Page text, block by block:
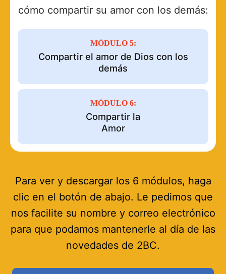
cómo compartir su amor con los demás:
MÓDULO 5:
Compartir el amor de Dios con los
demás
MÓDULO 6:
Compartir la
Amor
Para ver y descargar los 6 módulos, haga
clic en el botón de abajo. Le pedimos que
nos facilite su nombre y correo electrónico
para que podamos mantenerle al día de las
novedades de 2BC.